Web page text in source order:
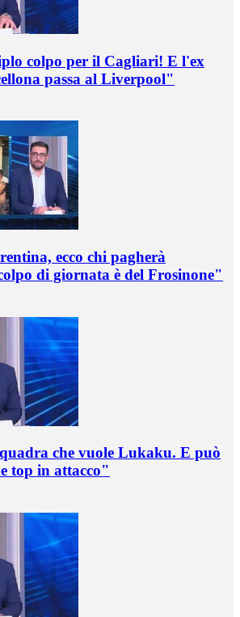
colpo per il Cagliari! E l'ex
passa al Liverpool"
ecco chi pagherà
di giornata è del Frosinone"
che vuole Lukaku. E può
top in attacco"